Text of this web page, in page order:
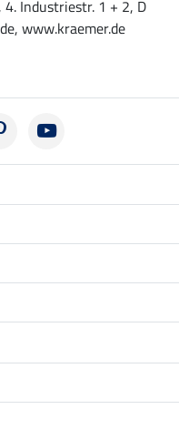
4. Industriestr. 1 + 2, D
www.kraemer.de